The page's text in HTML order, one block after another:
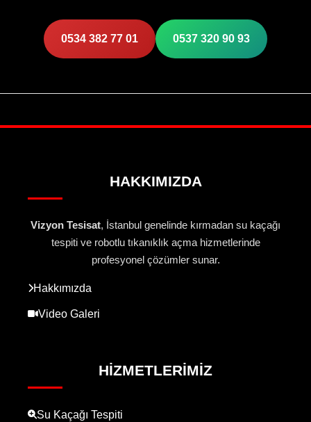
0534 382 77 01 0537 320 90 93
HAKKIMIZDA
Vizyon Tesisat, İstanbul genelinde kırmadan su kaçağı
tespiti ve robotlu tıkanıklık açma hizmetlerinde
profesyonel çözümler sunar.
Hakkımızda
Video Galeri
HIZMETLERIMIZ
Su Kaçağı Tespiti